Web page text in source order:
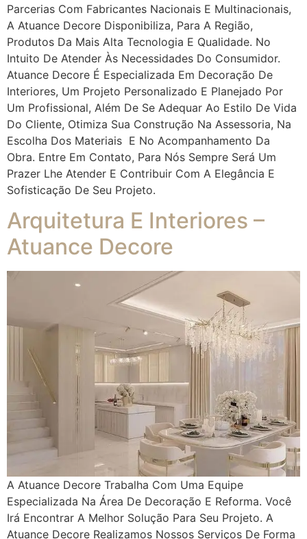
Parcerias Com Fabricantes Nacionais E Multinacionais,
A Atuance Decore Disponibiliza, Para A Região,
Produtos Da Mais Alta Tecnologia E Qualidade. No
Intuito De Atender Às Necessidades Do Consumidor.
Atuance Decore É Especializada Em Decoração De
Interiores, Um Projeto Personalizado E Planejado Por
Um Profissional, Além De Se Adequar Ao Estilo De Vida
Do Cliente, Otimiza Sua Construção Na Assessoria, Na
Escolha Dos Materiais E No Acompanhamento Da
Obra. Entre Em Contato, Para Nós Sempre Será Um
Prazer Lhe Atender E Contribuir Com A Elegância E
Sofisticação De Seu Projeto.
Arquitetura E Interiores –
Atuance Decore
A Atuance Decore Trabalha Com Uma Equipe
Especializada Na Área De Decoração E Reforma. Você
Irá Encontrar A Melhor Solução Para Seu Projeto. A
Atuance Decore Realizamos Nossos Serviços De Forma